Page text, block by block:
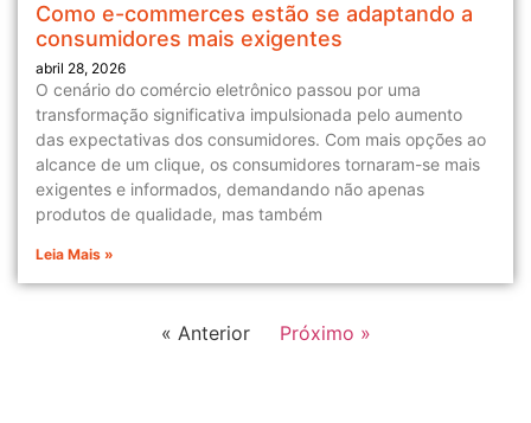
Como e-commerces estão se adaptando a
consumidores mais exigentes
abril 28, 2026
O cenário do comércio eletrônico passou por uma
transformação significativa impulsionada pelo aumento
das expectativas dos consumidores. Com mais opções ao
alcance de um clique, os consumidores tornaram-se mais
exigentes e informados, demandando não apenas
produtos de qualidade, mas também
Leia Mais »
« Anterior Próximo »